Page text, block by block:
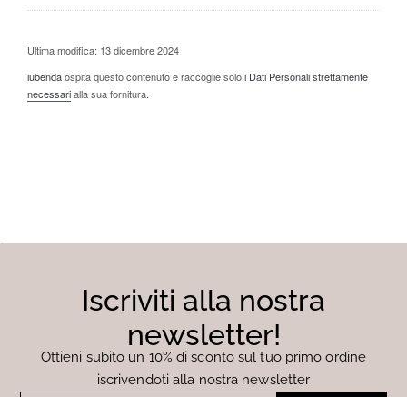
Ultima modifica: 13 dicembre 2024
iubendaospita questo contenuto e raccoglie soloi Dati Personali strettamente
necessarialla sua fornitura.
Iscriviti alla nostra
newsletter!
Ottieni subito un 10% di sconto sul tuo primo ordine
iscrivendoti alla nostra newsletter